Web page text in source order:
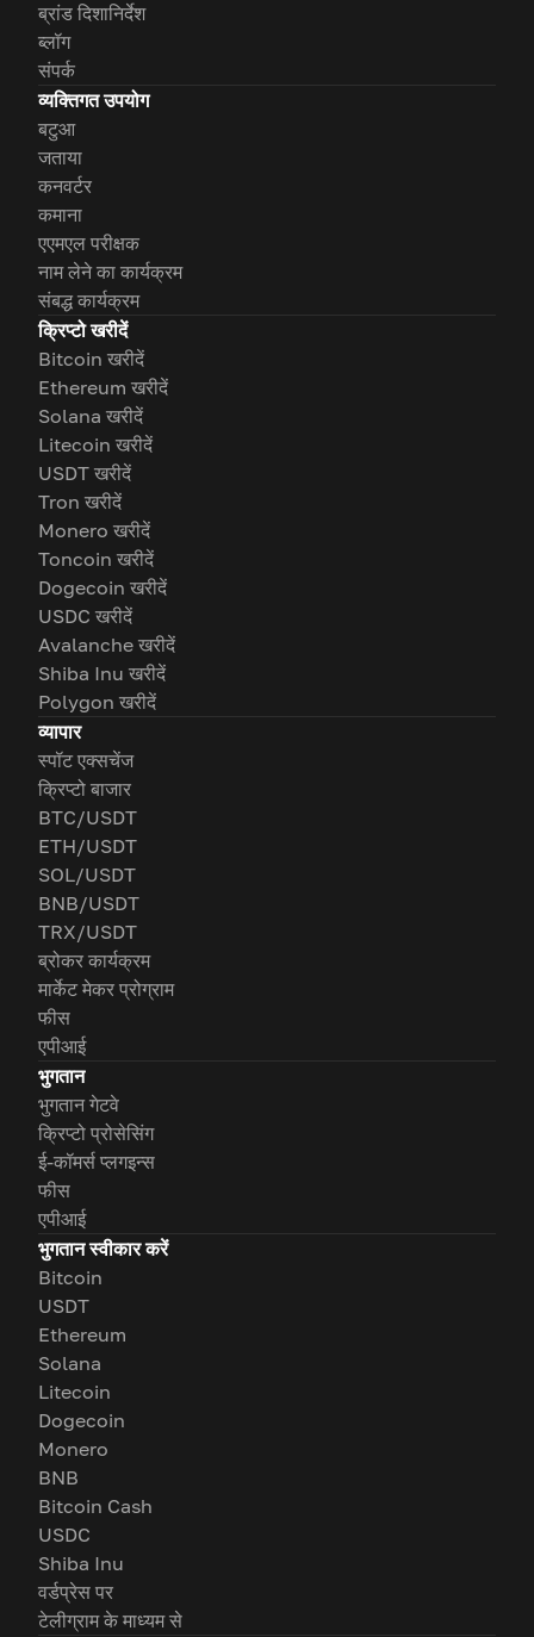
ब्रांड दिशानिर्देश
ब्लॉग
संपर्क
व्यक्तिगत उपयोग
बटुआ
जताया
कनवर्टर
कमाना
एएमएल परीक्षक
नाम लेने का कार्यक्रम
संबद्ध कार्यक्रम
क्रिप्टो खरीदें
Bitcoin खरीदें
Ethereum खरीदें
Solana खरीदें
Litecoin खरीदें
USDT खरीदें
Tron खरीदें
Monero खरीदें
Toncoin खरीदें
Dogecoin खरीदें
USDC खरीदें
Avalanche खरीदें
Shiba Inu खरीदें
Polygon खरीदें
व्यापार
स्पॉट एक्सचेंज
क्रिप्टो बाजार
BTC/USDT
ETH/USDT
SOL/USDT
BNB/USDT
TRX/USDT
ब्रोकर कार्यक्रम
मार्केट मेकर प्रोग्राम
फीस
एपीआई
भुगतान
भुगतान गेटवे
क्रिप्टो प्रोसेसिंग
ई-कॉमर्स प्लगइन्स
फीस
एपीआई
भुगतान स्वीकार करें
Bitcoin
USDT
Ethereum
Solana
Litecoin
Dogecoin
Monero
BNB
Bitcoin Cash
USDC
Shiba Inu
वर्डप्रेस पर
टेलीग्राम के माध्यम से